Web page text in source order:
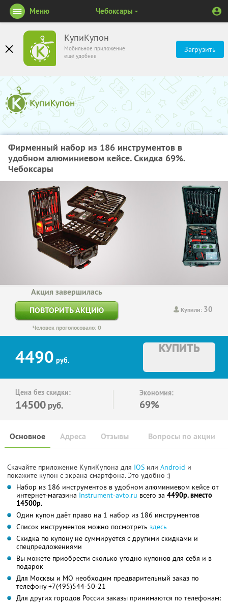
КупиКупон
Мобильное приложение
ещё удобнее
Загрузить
Меню Чебоксары
Фирменный набор из 186 инструментов в
удобном алюминиевом кейсе. Скидка 69%.
Чебоксары
Купили: 30
Акция завершилась
ПОВТОРИТЬ АКЦИЮ
Человек проголосовало: 0
4490 руб.
КУПИТЬ
Цена без скидки:
14500 руб.
Экономия:
69%
Основное Отзывы Вопросы по акции
Адреса
Скачайте приложение КупиКупона для IOS или Android и
покажите купон с экрана смартфона. Это удобно :)
Набор из 186 инструментов в удобном алюминиевом кейсе от
интернет-магазина Instrument-avto.ru всего за 4490р. вместо
14500р.
Один купон даёт право на 1 набор из 186 инструментов
Список инструментов можно посмотреть здесь
Скидка по купону не суммируется с другими скидками и
спецпредложениями
Вы можете приобрести сколько угодно купонов для себя и в
подарок
Для Москвы и МО необходим предварительный заказ по
телефону +7(495)544-50-21
Для других городов России заказы принимаются по телефонам: